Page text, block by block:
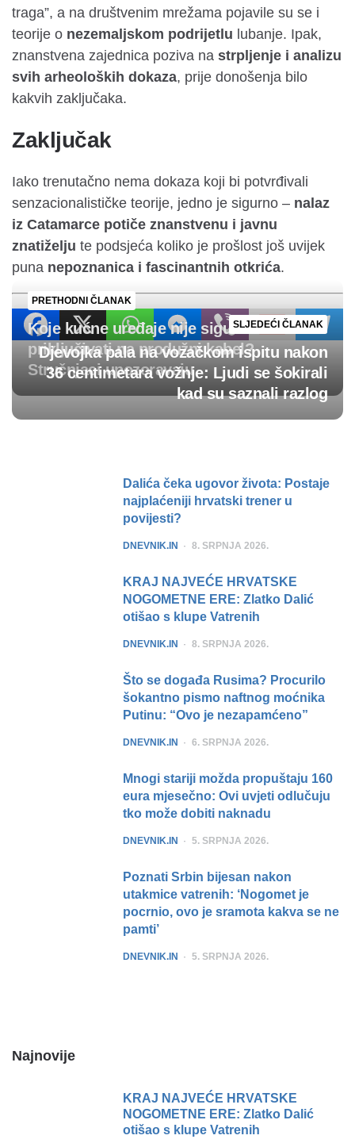
traga”, a na društvenim mrežama pojavile su se i
teorije o nezemaljskom podrijetlu lubanje. Ipak,
znanstvena zajednica poziva na strpljenje i analizu
svih arheoloških dokaza, prije donošenja bilo
kakvih zaključaka.
Zaključak
Iako trenutačno nema dokaza koji bi potvrđivali
senzacionalističke teorije, jedno je sigurno – nalaz
iz Catamarce potiče znanstvenu i javnu
znatiželju te podsjeća koliko je prošlost još uvijek
puna nepoznanica i fascinantnih otkrića.
Post
PRETHODNI ČLANAK
Koje kućne uređaje nije sigurno
priključivati na produžni kabel?
Stručnjaci upozoravaju
SLJEDEĆI ČLANAK
Djevojka pala na vozačkom ispitu nakon
36 centimetara vožnje: Ljudi se šokirali
kad su saznali razlog
Dalića čeka ugovor života: Postaje
najplaćeniji hrvatski trener u
povijesti?
POSTED
DNEVNIK.IN 8. SRPNJA 2026.
KRAJ NAJVEĆE HRVATSKE
NOGOMETNE ERE: Zlatko Dalić
otišao s klupe Vatrenih
POSTED
DNEVNIK.IN 8. SRPNJA 2026.
Što se događa Rusima? Procurilo
šokantno pismo naftnog moćnika
Putinu: “Ovo je nezapamćeno”
POSTED
DNEVNIK.IN 6. SRPNJA 2026.
Mnogi stariji možda propuštaju 160
eura mjesečno: Ovi uvjeti odlučuju
tko može dobiti naknadu
POSTED
DNEVNIK.IN 5. SRPNJA 2026.
Poznati Srbin bijesan nakon
utakmice vatrenih: ‘Nogomet je
pocrnio, ovo je sramota kakva se ne
pamti’
POSTED
DNEVNIK.IN 5. SRPNJA 2026.
Najnovije
KRAJ NAJVEĆE HRVATSKE
NOGOMETNE ERE: Zlatko Dalić
otišao s klupe Vatrenih